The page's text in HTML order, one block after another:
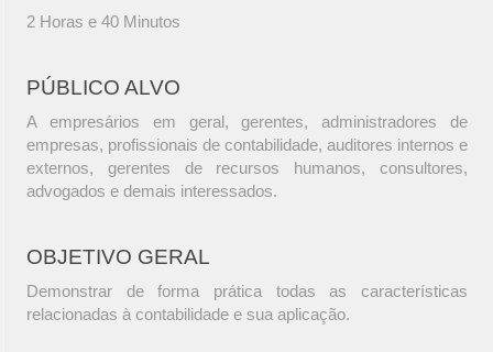
2 Horas e 40 Minutos
PÚBLICO ALVO
A empresários em geral, gerentes, administradores de
empresas, profissionais de contabilidade, auditores internos e
externos, gerentes de recursos humanos, consultores,
advogados e demais interessados.
OBJETIVO GERAL
Demonstrar de forma prática todas as características
relacionadas à contabilidade e sua aplicação.